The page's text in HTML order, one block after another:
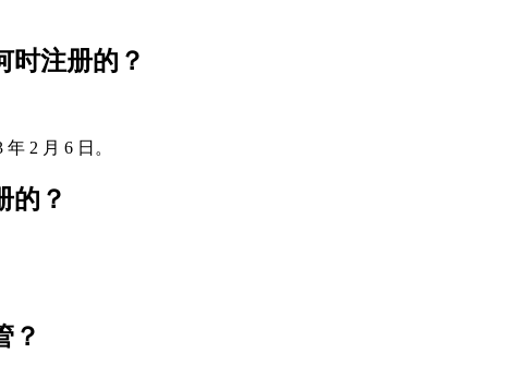
时注册的？
2 月 6 日。
的？
？